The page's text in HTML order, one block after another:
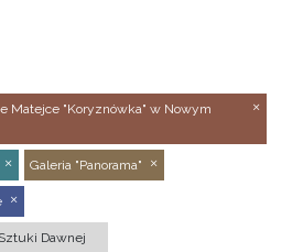
Matejce "Koryznówka" w Nowym
Galeria "Panorama"
Dawnej